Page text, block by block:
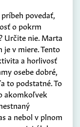
povedať,
o pokrm
Určite nie. Marta
v miere. Tento
a horlivosť
osebe dobré,
to podstatné. To
akomkoľvek
a nebol v plnom